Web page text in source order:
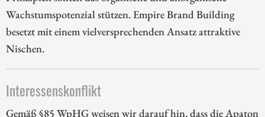
Wachstumspotenzial stützen. Empire Brand Building
besetzt mit einem vielversprechenden Ansatz attraktive
Nischen.
Interessenskonflikt
Gemäß §85 WpHG weisen wir darauf hin, dass die Apaton